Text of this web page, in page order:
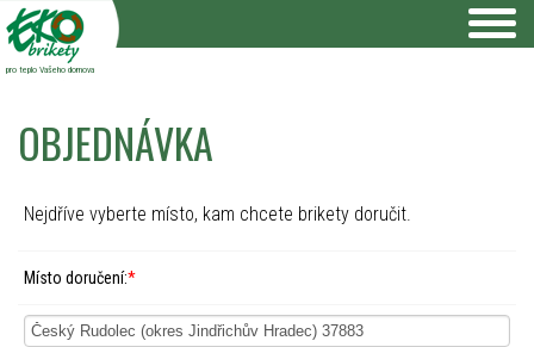
pro teplo Vašeho domova
OBJEDNÁVKA
Nejdříve vyberte místo, kam chcete brikety doručit.
Místo doručení:*